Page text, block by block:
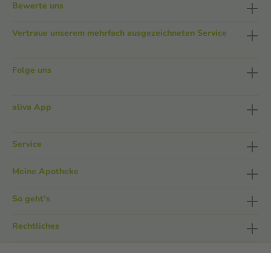
Bewerte uns
Vertraue unserem mehrfach ausgezeichneten Service
Folge uns
aliva App
Service
Meine Apotheke
So geht's
Rechtliches